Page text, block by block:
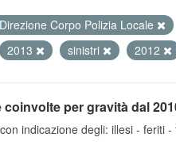
Corpo Polizia Locale
2013 sinistri 2012
per gravità dal
indicazione degli: illesi - feriti